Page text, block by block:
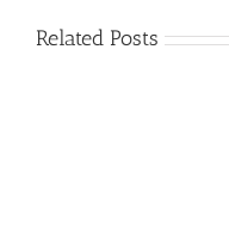
Related Posts